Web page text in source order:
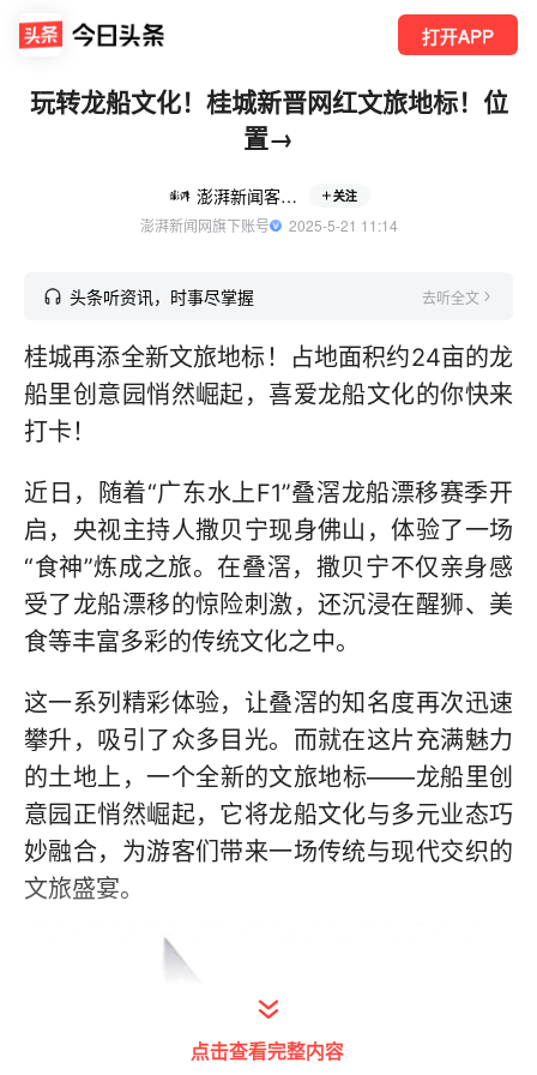
打开APP
玩转龙船文化！桂城新晋网红文旅地标！位
置→
澎湃新闻客户端 关注
澎湃新闻网旗下账号
  2025-5-21 11:14
头条听资讯，时事尽掌握 去听全文
桂城再添全新文旅地标！占地面积约24亩的龙
船里创意园悄然崛起，喜爱龙船文化的你快来
打卡！
近日，随着“广东水上F1”叠滘龙船漂移赛季开
启，央视主持人撒贝宁现身佛山，体验了一场
“食神”炼成之旅。在叠滘，撒贝宁不仅亲身感
受了龙船漂移的惊险刺激，还沉浸在醒狮、美
食等丰富多彩的传统文化之中。
这一系列精彩体验，让叠滘的知名度再次迅速
攀升，吸引了众多目光。而就在这片充满魅力
的土地上，一个全新的文旅地标——龙船里创
意园正悄然崛起，它将龙船文化与多元业态巧
妙融合，为游客们带来一场传统与现代交织的
文旅盛宴。
点击查看完整内容